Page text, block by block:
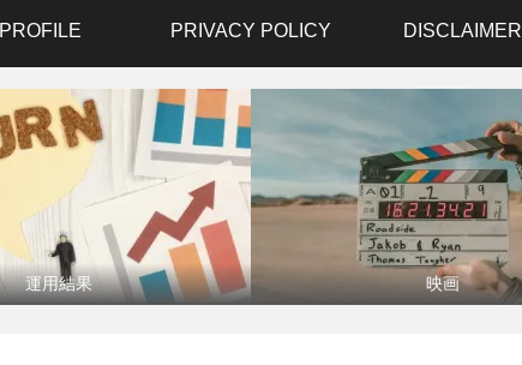
PROFILE PRIVACY POLICY DISCLAIMER
運用結果 映画